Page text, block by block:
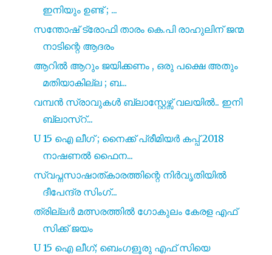
ഇനിയും ഉണ്ട് ; ...
സന്തോഷ് ട്രോഫി താരം കെ.പി രാഹുലിന് ജന്മ
നാടിന്റെ ആദരം
ആറിൽ ആറും ജയിക്കണം , ഒരു പക്ഷെ അതും
മതിയാകില്ല ; ബ...
വമ്പൻ സ്രാവുകൾ ബ്ലാസ്റ്റേഴ്സ് വലയിൽ.. ഇനി
ബ്ലാസ്റ്...
U 15 ഐ ലീഗ് ; നൈക്ക് പ്രീമിയർ കപ്പ് 2018
നാഷണൽ ഫൈന...
സ്വപ്നസാഷാത്കാരത്തിന്റെ നിർവൃതിയിൽ
ദീപേന്ദ്ര സിംഗ്...
ത്രില്ലർ മത്സരത്തിൽ ഗോകുലം കേരള എഫ്
സിക്ക് ജയം
U 15 ഐ ലീഗ്; ബെംഗളൂരു എഫ് സിയെ